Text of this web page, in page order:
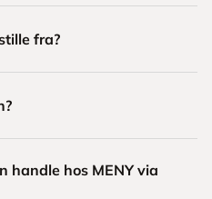
fra?
handle hos MENY via